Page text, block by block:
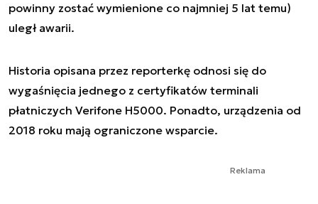
powinny zostać wymienione co najmniej 5 lat temu)
uległ awarii.
Historia opisana przez reporterkę odnosi się do
wygaśnięcia jednego z certyfikatów terminali
płatniczych Verifone H5000. Ponadto, urządzenia od
2018 roku mają ograniczone wsparcie.
Reklama